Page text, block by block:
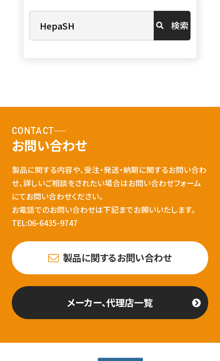
検索
CONTACT
お問い合わせ
製品に関する内容や、受注・発送・納期に関するお問い合わ
せ、詳しいご相談をされたい場合はお問い合わせフォーム
にてお問い合わせください。
お電話でのお問い合わせは下記までお願いいたします。
TEL:06-6435-9747
製品に関するお問い合わせ
メーカー、代理店一覧